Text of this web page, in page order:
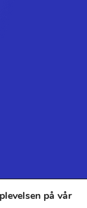
på vår